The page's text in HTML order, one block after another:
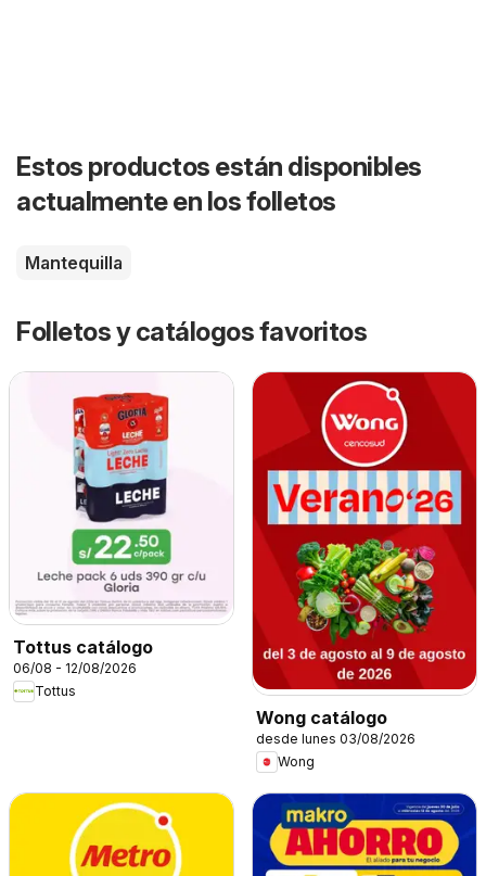
Estos productos están disponibles
actualmente en los folletos
Mantequilla
Folletos y catálogos favoritos
Tottus catálogo
06/08 - 12/08/2026
Tottus
Wong catálogo
desde lunes 03/08/2026
Wong